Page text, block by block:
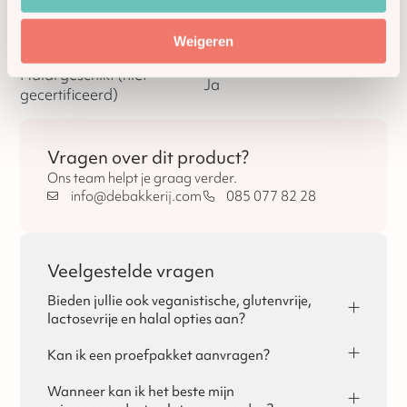
Weigeren
Vegan
Halal geschikt (niet
gecertificeerd)
Ja
Vragen over dit product?
Ons team helpt je graag verder.
info@debakkerij.com
085 077 82 28
Veelgestelde vragen
Bieden jullie ook veganistische, glutenvrije,
lactosevrije en halal opties aan?
allergeneninformatie terug op de pagina's van Sinterklaas,
Kerst en Pasen.
Kan ik een proefpakket aanvragen?
proefpakket aan te vragen. Je kunt het proefpakket
Wanneer kan ik het beste mijn